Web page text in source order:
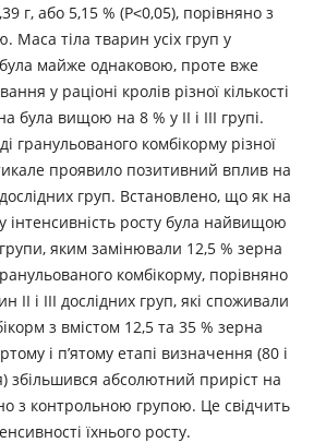
г, або 5,15 % (Р˂0,05), порівняно з
Маса тіла тварин усіх груп у
була майже однаковою, проте вже
у раціоні кролів різної кількості
була вищою на 8 % у ІІ і IІІ групі.
гранульованого комбікорму різної
проявило позитивний вплив на
груп. Встановлено, що як на
інтенсивність росту була найвищою
групи, яким замінювали 12,5 % зерна
комбікорму, порівняно
ІІ і IІІ дослідних груп, які споживали
з вмістом 12,5 та 35 % зерна
і п’ятому етапі визначення (80 і
збільшився абсолютний приріст на
з контрольною групою. Це свідчить
їхнього росту.